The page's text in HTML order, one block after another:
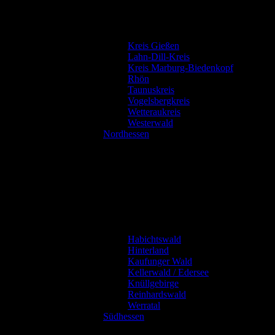
Kreis Gießen
Lahn-Dill-Kreis
Kreis Marburg-Biedenkopf
Rhön
Taunuskreis
Vogelsbergkreis
Wetteraukreis
Westerwald
Nordhessen
Habichtswald
Hinterland
Kaufunger Wald
Kellerwald / Edersee
Knüllgebirge
Reinhardswald
Werratal
Südhessen